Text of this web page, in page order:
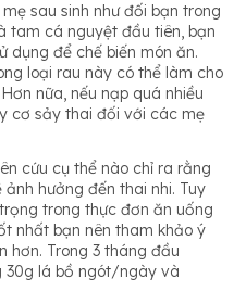
sau sinh như đối bạn trong
tam cá nguyệt đầu tiên, bạn
dụng để chế biến món ăn.
loại rau này có thể làm cho
nữa, nếu nạp quá nhiều
cơ sảy thai đối với các mẹ
cứu cụ thể nào chỉ ra rằng
hưởng đến thai nhi. Tuy
trong thực đơn ăn uống
nhất bạn nên tham khảo ý
hơn. Trong 3 tháng đầu
30g lá bồ ngót/ngày và